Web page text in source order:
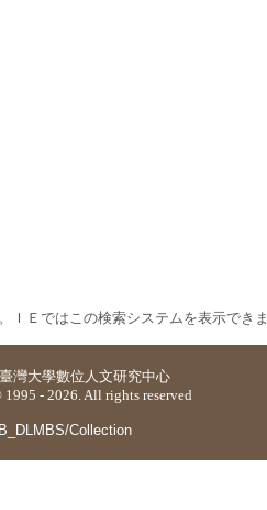
Ｅではこの検索システムを表示できま
臺灣大學數位人文研究中心
- 2026. All rights reserved
Collection